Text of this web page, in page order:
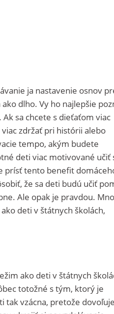
ja nastavenie osnov
dlho. Vy ho najlepšie
sa chcete s dieťaťom viac
zdržať pri histórii alebo
tempo, akým budete
deti viac motivované učiť
prísť tento benefit
že sa deti budú učiť
Ale opak je pravdou.
deti v štátnych školách,
ako deti v štátnych
totožné s tým, ktorý je
tak vzácna, pretože dovoľuje